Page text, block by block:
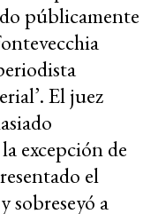
públicamente
El juez
excepción de
el
sobreseyó a